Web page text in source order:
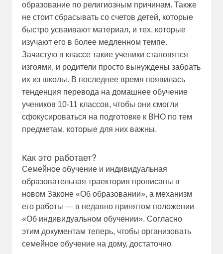
образование по религиозным причинам. Также
не стоит сбрасывать со счетов детей, которые
быстро усваивают материал, и тех, которые
изучают его в более медленном темпе.
Зачастую в классе такие ученики становятся
изгоями, и родители просто вынуждены забрать
их из школы. В последнее время появилась
тенденция перевода на домашнее обучение
учеников 10-11 классов, чтобы они смогли
сфокусироваться на подготовке к ВНО по тем
предметам, которые для них важны.
Как это работает?
Семейное обучение и индивидуальная
образовательная траектория прописаны в
новом Законе «Об образовании», а механизм
его работы — в недавно принятом положении
«Об индивидуальном обучении». Согласно
этим документам теперь, чтобы организовать
семейное обучение на дому, достаточно